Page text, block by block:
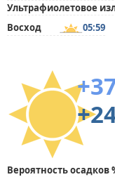
Ультрафиолетовое
Восход
05:59
Вероятность осадков